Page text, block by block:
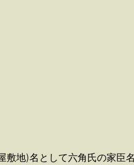
地)名として六角氏の家臣